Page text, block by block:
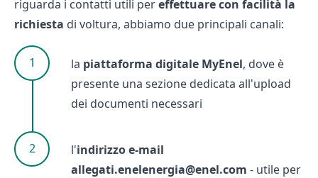
riguarda i contatti utili pereffettuare con facilità la
richiesta di voltura, abbiamo due principali canali:
la piattaforma digitale MyEnel, dove è
presente una sezione dedicata all'upload
dei documenti necessari
l'indirizzo e-mail
allegati.enelenergia@enel.com - utile per